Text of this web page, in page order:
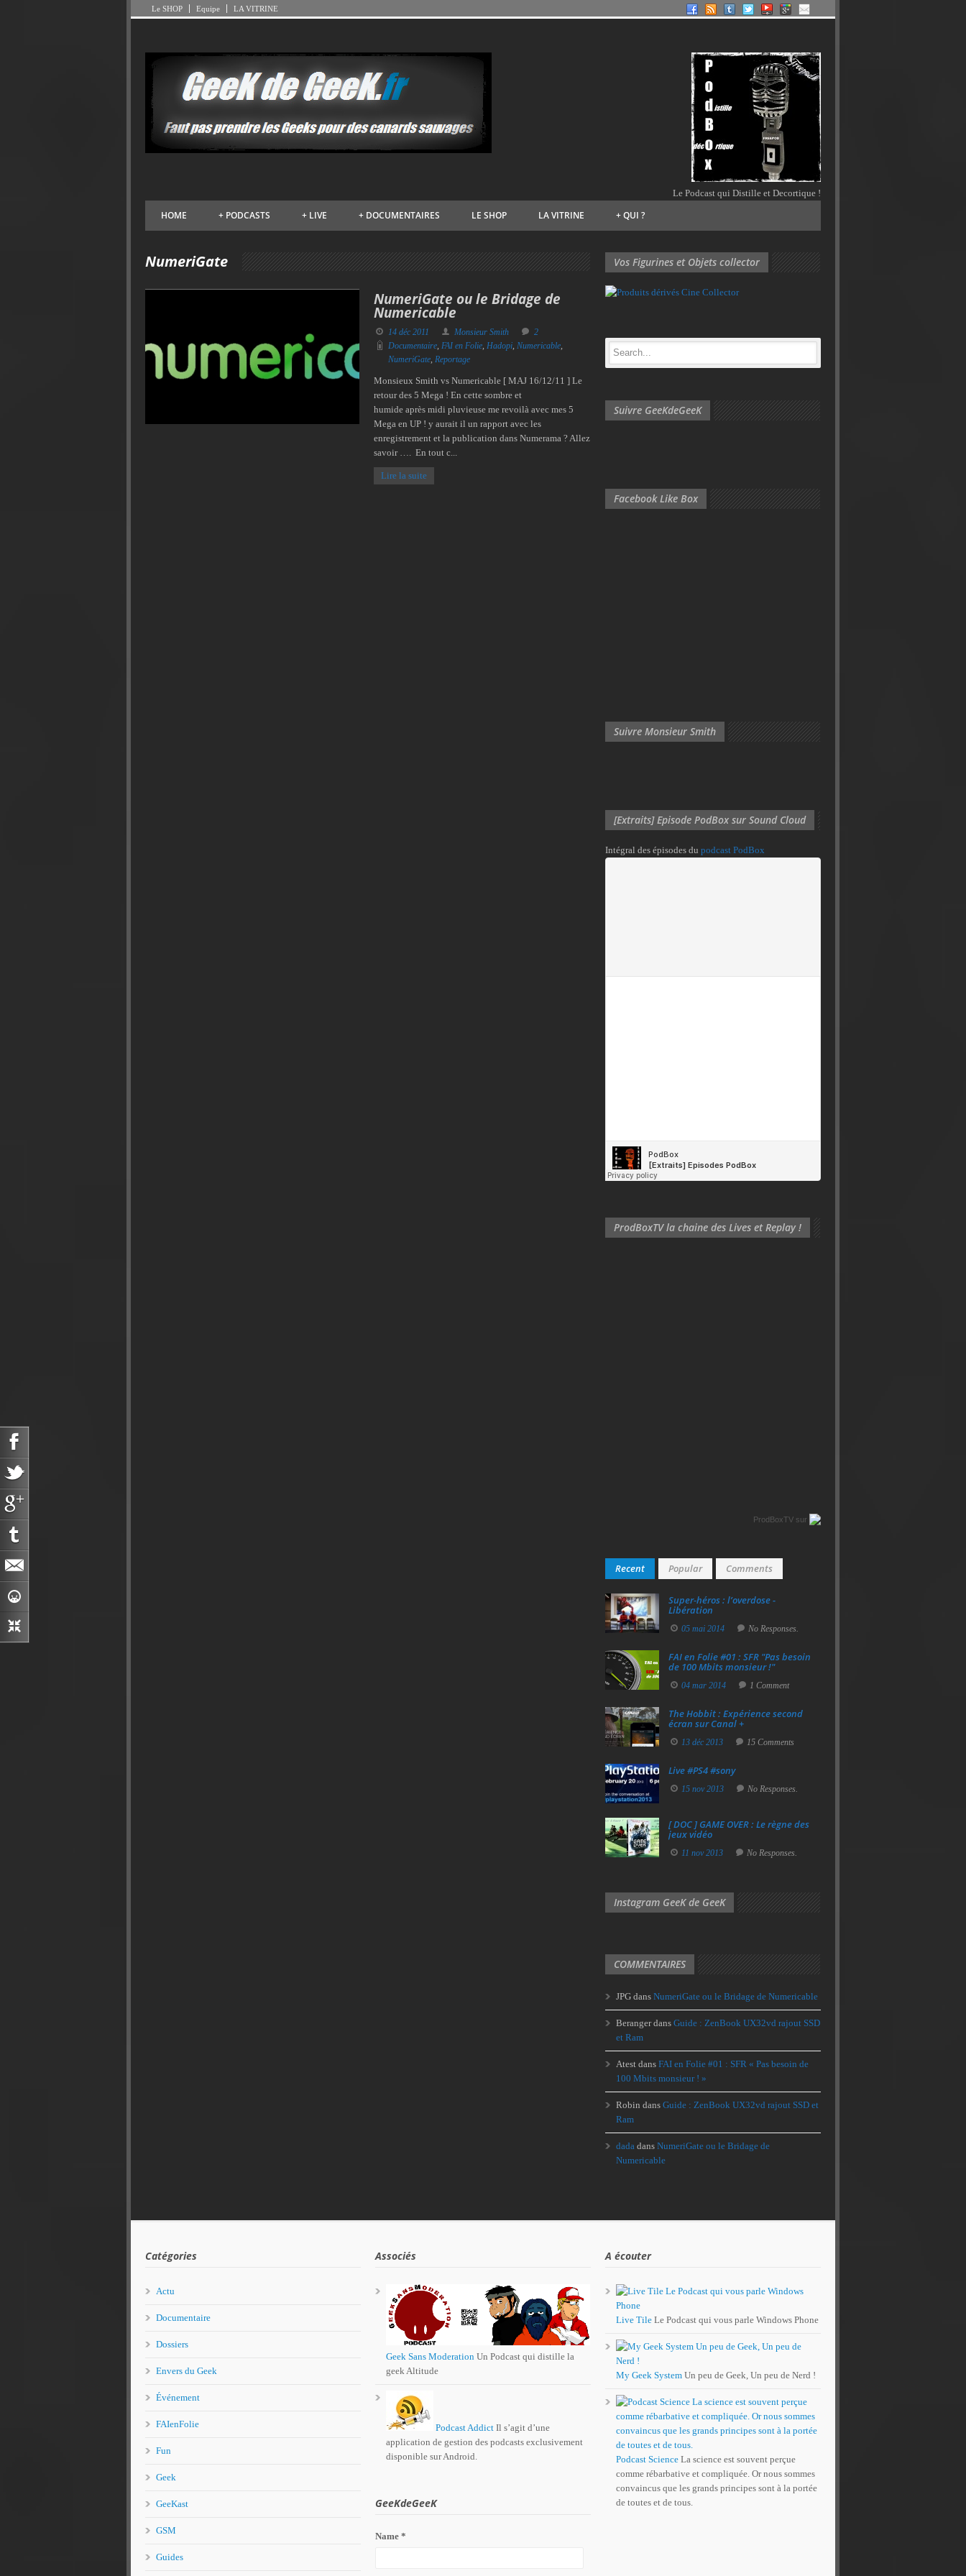
Le SHOP Equipe LA VITRINE
Le Podcast qui Distille et Decortique !
HOME PODCASTS
+ LIVE
+ DOCUMENTAIRES
+ LE SHOP LA VITRINE QUI ?
+
NumeriGate
NumeriGate ou le Bridage de
Numericable
14 déc 2011 Monsieur Smith
2
Documentaire, FAI en Folie, Hadopi, Numericable,
NumeriGate, Reportage
Monsieux Smith vs Numericable [ MAJ 16/12/11 ] Le
retour des 5 Mega ! En cette sombre et
humide après midi pluvieuse me revoilà avec mes 5
Mega en UP ! y aurait il un rapport avec les
enregistrement et la publication dans Numerama ? Allez
savoir …. En tout c...
Lire la suite
Vos Figurines et Objets collector
Suivre GeeKdeGeeK
Facebook Like Box
Suivre Monsieur Smith
[Extraits] Episode PodBox sur Sound Cloud
Intégral des épisodes du podcast PodBox
ProdBoxTV la chaine des Lives et Replay !
ProdBoxTV sur
Recent Popular Comments
Super‑héros : l’overdose -
Libération
05 mai 2014 No Responses.
FAI en Folie #01 : SFR "Pas besoin
de 100 Mbits monsieur !"
04 mar 2014 1 Comment
The Hobbit : Expérience second
écran sur Canal +
13 déc 2013 15 Comments
Live #PS4 #sony
15 nov 2013 No Responses.
[ DOC ] GAME OVER : Le règne des
jeux vidéo
11 nov 2013 No Responses.
Instagram GeeK de GeeK
COMMENTAIRES
JPG dans NumeriGate ou le Bridage de Numericable
Berangerdans Guide : ZenBook UX32vd rajout SSD
et Ram
Atest dans FAI en Folie #01 : SFR « Pas besoin de
100 Mbits monsieur ! »
Robin dans Guide : ZenBook UX32vd rajout SSD et
Ram
dada dans NumeriGate ou le Bridage de
Numericable
Catégories
Actu
Documentaire
Dossiers
Envers du Geek
Événement
FAIenFolie
Fun
Geek
GeeKast
GSM
Guides
Associés
Geek Sans ModerationUn Podcast qui distille la
geek Altitude
Podcast AddictIl s’agit d’une
application de gestion des podcasts exclusivement
disponible sur Android.
GeeKdeGeeK
Name *
A écouter
Live TileLe Podcast qui vous parle Windows Phone
My Geek SystemUn peu de Geek, Un peu de Nerd !
Podcast ScienceLa science est souvent perçue
comme rébarbative et compliquée. Or nous sommes
convaincus que les grands principes sont à la portée
de toutes et de tous.